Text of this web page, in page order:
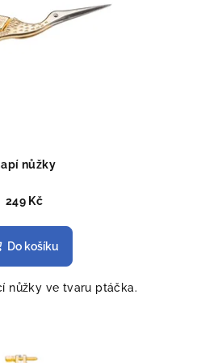
nůžky
249 Kč
Do košíku
nůžky ve tvaru ptáčka.